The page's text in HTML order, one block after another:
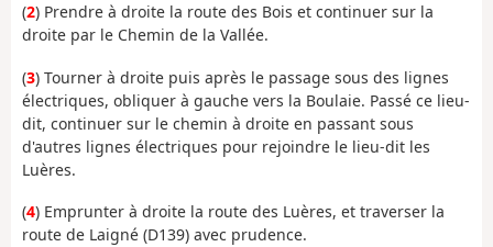
(2) Prendre à droite la route des Bois et continuer sur la
droite par le Chemin de la Vallée.
(3) Tourner à droite puis après le passage sous des lignes
électriques, obliquer à gauche vers la Boulaie. Passé ce lieu-
dit, continuer sur le chemin à droite en passant sous
d'autres lignes électriques pour rejoindre le lieu-dit les
Luères.
(4) Emprunter à droite la route des Luères, et traverser la
route de Laigné (D139) avec prudence.